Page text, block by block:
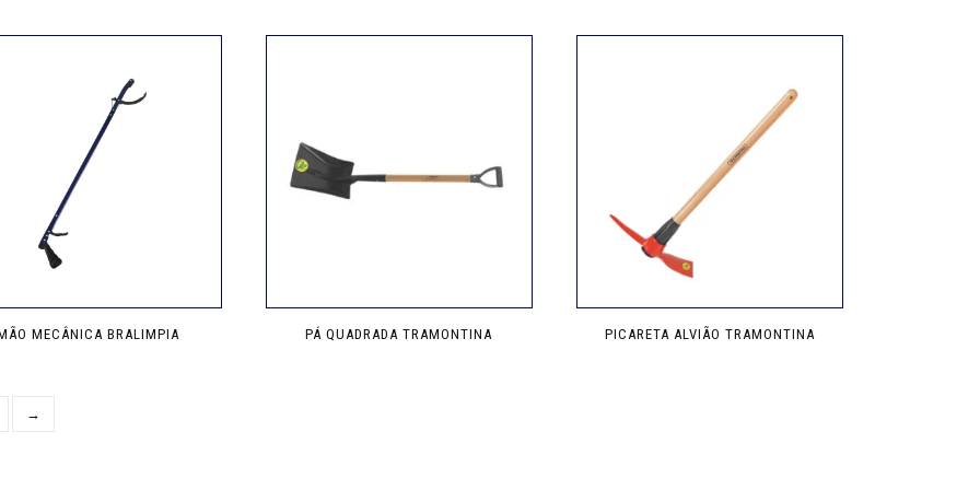
MECÂNICA BRALIMPIA PÁ QUADRADA TRAMONTINA PICARETA ALVIÃO TRAMONTINA
→